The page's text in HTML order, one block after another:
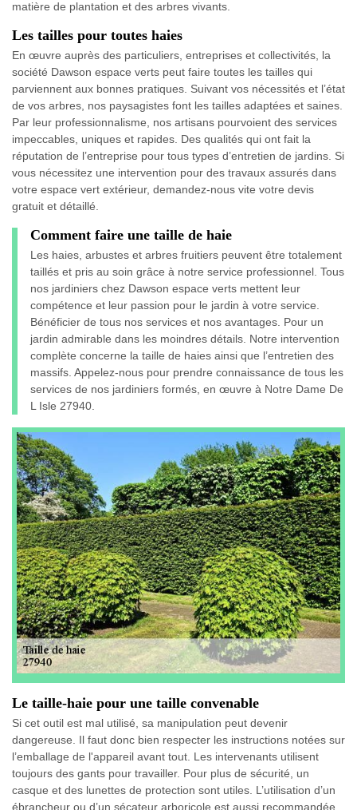
matière de plantation et des arbres vivants.
Les tailles pour toutes haies
En œuvre auprès des particuliers, entreprises et collectivités, la
société Dawson espace verts peut faire toutes les tailles qui
parviennent aux bonnes pratiques. Suivant vos nécessités et l’état
de vos arbres, nos paysagistes font les tailles adaptées et saines.
Par leur professionnalisme, nos artisans pourvoient des services
impeccables, uniques et rapides. Des qualités qui ont fait la
réputation de l’entreprise pour tous types d’entretien de jardins. Si
vous nécessitez une intervention pour des travaux assurés dans
votre espace vert extérieur, demandez-nous vite votre devis
gratuit et détaillé.
Comment faire une taille de haie
Les haies, arbustes et arbres fruitiers peuvent être totalement
taillés et pris au soin grâce à notre service professionnel. Tous
nos jardiniers chez Dawson espace verts mettent leur
compétence et leur passion pour le jardin à votre service.
Bénéficier de tous nos services et nos avantages. Pour un
jardin admirable dans les moindres détails. Notre intervention
complète concerne la taille de haies ainsi que l’entretien des
massifs. Appelez-nous pour prendre connaissance de tous les
services de nos jardiniers formés, en œuvre à Notre Dame De
L Isle 27940.
Le taille-haie pour une taille convenable
Si cet outil est mal utilisé, sa manipulation peut devenir
dangereuse. Il faut donc bien respecter les instructions notées sur
l’emballage de l'appareil avant tout. Les intervenants utilisent
toujours des gants pour travailler. Pour plus de sécurité, un
casque et des lunettes de protection sont utiles. L’utilisation d’un
ébrancheur ou d’un sécateur arboricole est aussi recommandée.